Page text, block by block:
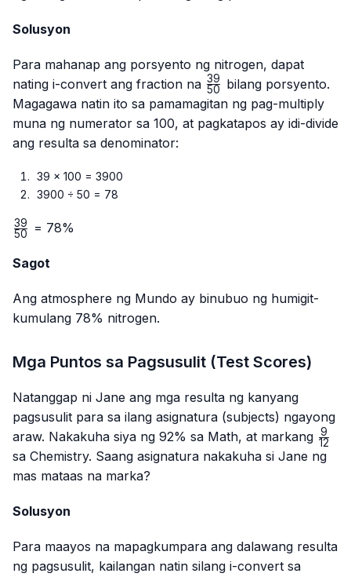
Solusyon
Para mahanap ang porsyento ng nitrogen, dapat
nating i-convert ang fraction na \frac{39}
{50}
50
39
bilang porsyento.
Magagawa natin ito sa pamamagitan ng pag-multiply
muna ng numerator sa 100, at pagkatapos ay idi-divide
ang resulta sa denominator:
39 × 100 = 3900
3900 ÷ 50 = 78
\frac{39}
50
39 = 78%
Sagot
Ang atmosphere ng Mundo ay binubuo ng humigit-
kumulang 78% nitrogen.
Mga Puntos sa Pagsusulit (Test Scores)
Natanggap ni Jane ang mga resulta ng kanyang
pagsusulit para sa ilang asignatura (subjects) ngayong
araw. Nakakuha siya ng 92% sa Math, at markang
{12}
12
9
sa Chemistry. Saang asignatura nakakuha si Jane ng
mas mataas na marka?
Solusyon
Para maayos na mapagkumpara ang dalawang resulta
ng pagsusulit, kailangan natin silang i-convert sa